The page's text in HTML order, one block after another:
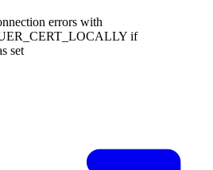
errors with
if
set